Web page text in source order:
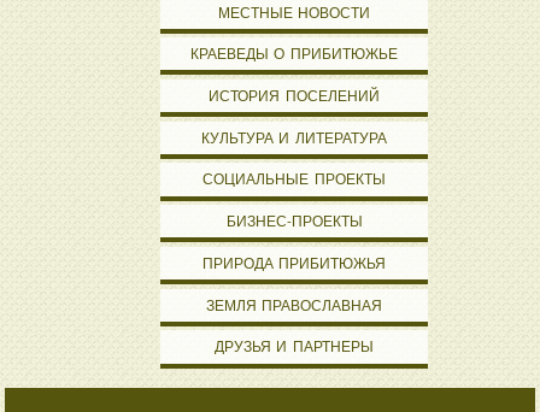
МЕСТНЫЕ НОВОСТИ
КРАЕВЕДЫ О ПРИБИТЮЖЬЕ
ИСТОРИЯ ПОСЕЛЕНИЙ
КУЛЬТУРА И ЛИТЕРАТУРА
СОЦИАЛЬНЫЕ ПРОЕКТЫ
БИЗНЕС-ПРОЕКТЫ
ПРИРОДА ПРИБИТЮЖЬЯ
ЗЕМЛЯ ПРАВОСЛАВНАЯ
ДРУЗЬЯ И ПАРТНЕРЫ